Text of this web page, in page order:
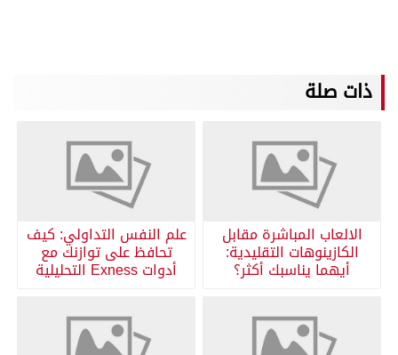
ذات صلة
الالعاب المباشرة مقابل
الكازينوهات التقليدية:
أيهما يناسبك أكثر؟
علم النفس التداولي: كيف
تحافظ على توازنك مع
أدوات Exness التحليلية